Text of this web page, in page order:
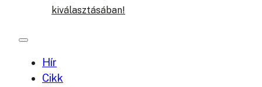
kiválasztásában!
Hír
Cikk